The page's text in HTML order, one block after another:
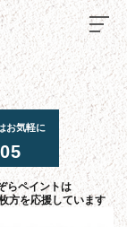
お気軽に
らペイントは
方を応援しています